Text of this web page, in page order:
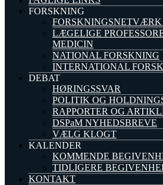
FORSKNING
LÆGELIGE
MEDICIN
NATIONAL FORSKNING
INTERNATIONAL
DEBAT
HØRINGSSVAR
POLITIK OG
RAPPORTER OG
DSPaM NYHEDSBREVE
VÆLG KLOGT
KALENDER
KOMMENDE
TIDLIGERE
KONTAKT